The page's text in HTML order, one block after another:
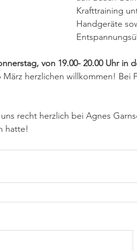
Krafttraining
Handgeräte
von 19.00- 20.00 Uhr in
herzlichen willkommen! Bei
recht herzlich bei Agnes
hatte!